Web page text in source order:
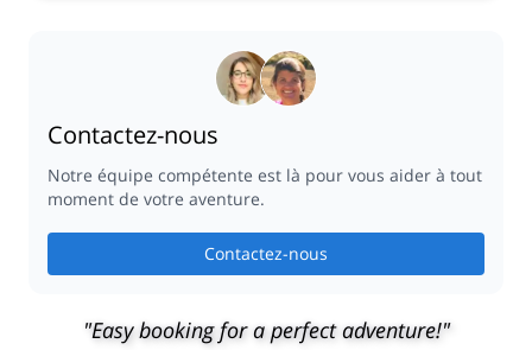
Contactez-nous
Notre équipe compétente est là pour vous aider à tout
moment de votre aventure.
Contactez-nous
"Easy booking for a perfect adventure!"